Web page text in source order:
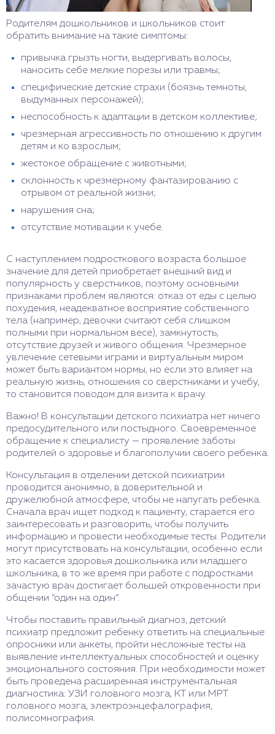
Родителям дошкольников и школьников стоит
обратить внимание на такие симптомы:
привычка грызть ногти, выдергивать волосы,
наносить себе мелкие порезы или травмы;
специфические детские страхи (боязнь темноты,
выдуманных персонажей);
неспособность к адаптации в детском коллективе;
чрезмерная агрессивность по отношению к другим
детям и ко взрослым;
жестокое обращение с животными;
склонность к чрезмерному фантазированию с
отрывом от реальной жизни;
нарушения сна;
отсутствие мотивации к учебе.
С наступлением подросткового возраста большое
значение для детей приобретает внешний вид и
популярность у сверстников, поэтому основными
признаками проблем являются: отказ от еды с целью
похудения, неадекватное восприятие собственного
тела (например, девочки считают себя слишком
полными при нормальном весе), замкнутость,
отсутствие друзей и живого общения. Чрезмерное
увлечение сетевыми играми и виртуальным миром
может быть вариантом нормы, но если это влияет на
реальную жизнь, отношения со сверстниками и учебу,
то становится поводом для визита к врачу.
Важно! В консультации детского психиатра нет ничего
предосудительного или постыдного. Своевременное
обращение к специалисту — проявление заботы
родителей о здоровье и благополучии своего ребенка.
Консультация в отделении детской психиатрии
проводится анонимно, в доверительной и
дружелюбной атмосфере, чтобы не напугать ребенка.
Сначала врач ищет подход к пациенту, старается его
заинтересовать и разговорить, чтобы получить
информацию и провести необходимые тесты. Родители
могут присутствовать на консультации, особенно если
это касается здоровья дошкольника или младшего
школьника, в то же время при работе с подростками
зачастую врач достигает большей откровенности при
общении “один на один”.
Чтобы поставить правильный диагноз, детский
психиатр предложит ребенку ответить на специальные
опросники или анкеты, пройти несложные тесты на
выявление интеллектуальных способностей и оценку
эмоционального состояния. При необходимости может
быть проведена расширенная инструментальная
диагностика: УЗИ головного мозга, КТ или МРТ
головного мозга, электроэнцефалография,
полисомнография.